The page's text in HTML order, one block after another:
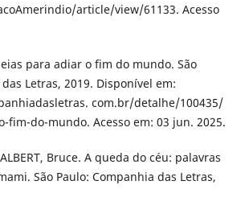
article/view/61133. Acesso
para adiar o fim do mundo. São
Letras, 2019. Disponível em:
com.br/detalhe/100435/
fim-do-mundo. Acesso em: 03 jun. 2025.
Bruce. A queda do céu: palavras
São Paulo: Companhia das Letras,